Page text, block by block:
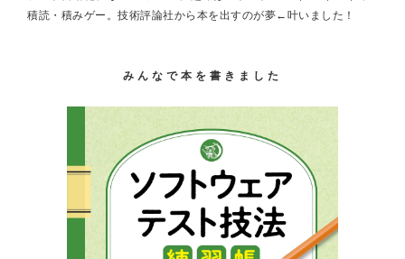
積読・積みゲー。技術評論社から本を出すのが夢←叶いました！
みんなで本を書きました